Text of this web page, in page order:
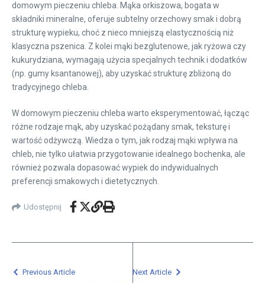
domowym pieczeniu chleba. Mąka orkiszowa, bogata w
składniki mineralne, oferuje subtelny orzechowy smak i dobrą
strukturę wypieku, choć z nieco mniejszą elastycznością niż
klasyczna pszenica. Z kolei mąki bezglutenowe, jak ryżowa czy
kukurydziana, wymagają użycia specjalnych technik i dodatków
(np. gumy ksantanowej), aby uzyskać strukturę zbliżoną do
tradycyjnego chleba.
W domowym pieczeniu chleba warto eksperymentować, łącząc
różne rodzaje mąk, aby uzyskać pożądany smak, teksturę i
wartość odżywczą. Wiedza o tym, jak rodzaj mąki wpływa na
chleb, nie tylko ułatwia przygotowanie idealnego bochenka, ale
również pozwala dopasować wypiek do indywidualnych
preferencji smakowych i dietetycznych.
Udostępnij
Previous Article Next Article